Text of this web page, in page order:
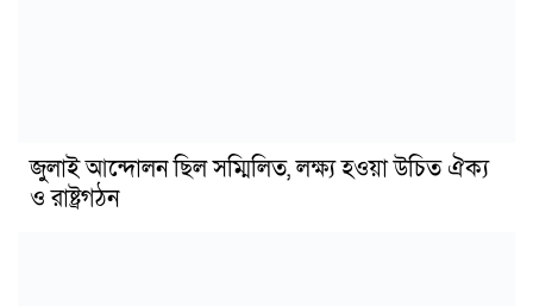
জুলাই আন্দোলন ছিল সম্মিলিত, লক্ষ্য হওয়া উচিত ঐক্য
ও রাষ্ট্রগঠন